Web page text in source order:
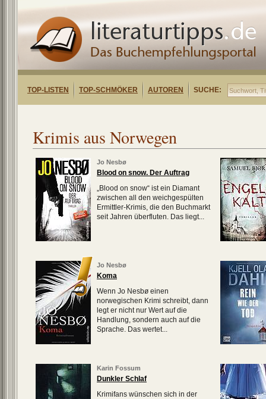
TOP-LISTEN TOP-SCHMÖKER AUTOREN SUCHE:
Krimis aus Norwegen
Jo Nesbø
Blood on snow. Der Auftrag
„Blood on snow“ ist ein Diamant
zwischen all den weichgespülten
Ermittler-Krimis, die den Buchmarkt
seit Jahren überfluten. Das liegt...
Jo Nesbø
Koma
Wenn Jo Nesbø einen
norwegischen Krimi schreibt, dann
legt er nicht nur Wert auf die
Handlung, sondern auch auf die
Sprache. Das wertet...
Karin Fossum
Dunkler Schlaf
Krimifans wünschen sich in der